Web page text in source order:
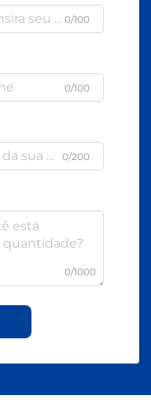
0/100
0/100
0/200
0/1000